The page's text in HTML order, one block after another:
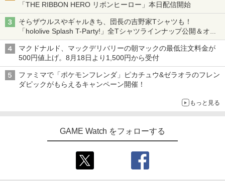
「THE RIBBON HERO リボンヒーロー」本日配信開始
そらザウルスやギャルきち、団長の吉野家Tシャツも！
「hololive Splash T-Party!」全Tシャツラインナップ公開＆オン
ライン販売開始
マクドナルド、マックデリバリーの朝マックの最低注文料金が
500円値上げ。8月18日より1,500円から受付
ファミマで「ポケモンフレンダ」ピカチュウ&ゼラオラのフレン
ダピックがもらえるキャンペーン開催！
もっと見る
GAME Watch をフォローする